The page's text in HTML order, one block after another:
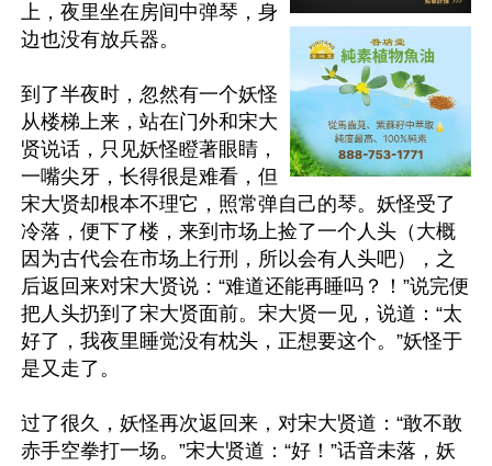
上，夜里坐在房间中弹琴，身
边也没有放兵器。
到了半夜时，忽然有一个妖怪
从楼梯上来，站在门外和宋大
贤说话，只见妖怪瞪著眼睛，
一嘴尖牙，长得很是难看，但
宋大贤却根本不理它，照常弹自己的琴。妖怪受了
冷落，便下了楼，来到市场上捡了一个人头（大概
因为古代会在市场上行刑，所以会有人头吧），之
后返回来对宋大贤说：“难道还能再睡吗？！”说完便
把人头扔到了宋大贤面前。宋大贤一见，说道：“太
好了，我夜里睡觉没有枕头，正想要这个。”妖怪于
是又走了。
过了很久，妖怪再次返回来，对宋大贤道：“敢不敢
赤手空拳打一场。”宋大贤道：“好！”话音未落，妖